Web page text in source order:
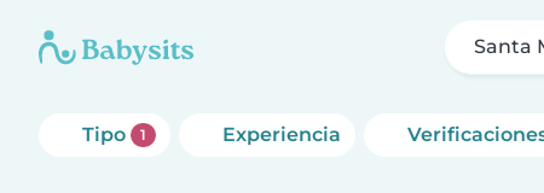
Santa
Tipo 1 Experiencia